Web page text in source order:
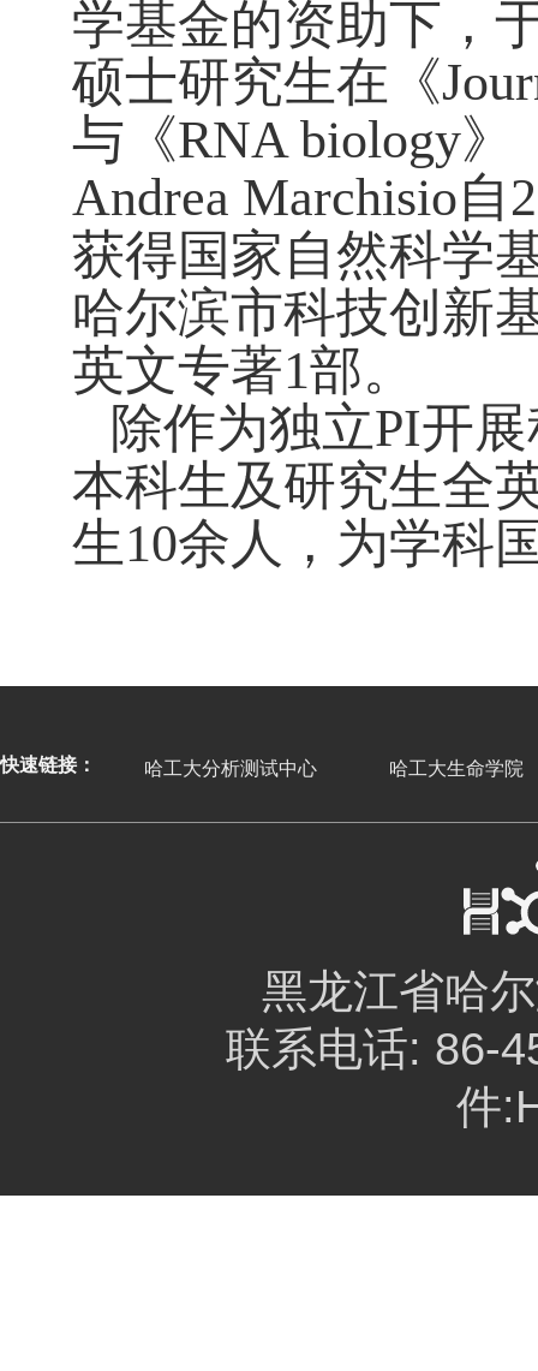
学基金的资助下，
硕士研究生在《
与《RNA biology》
Andrea Marchisio自
获得国家自然科学
哈尔滨市科技创新
英文专著1部。
除作为独立PI开
本科生及研究生全
生10余人，为学科
快速链接： 哈工大分析测试中心 哈工大生命学院
黑龙江省哈
联系电话: 86-
件